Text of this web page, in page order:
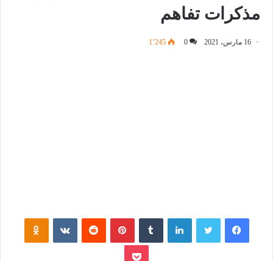
مذكرات تفاهم
16 مارس، 2021 0 1٬245
فيسبوك تويتر لينكدإن بينتيريست
بوكيت